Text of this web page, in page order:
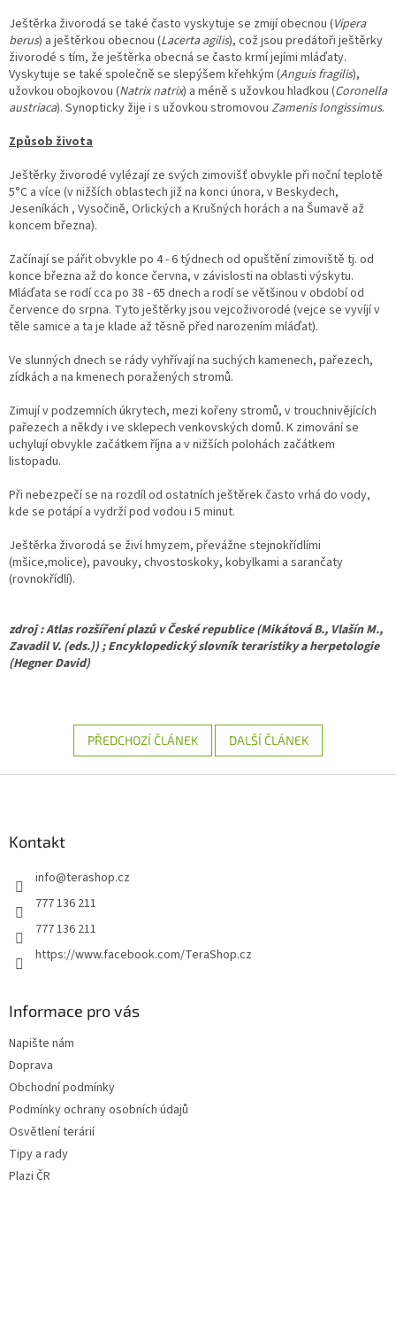
Ještěrka živorodá se také často vyskytuje se zmijí obecnou (Vipera
berus) a ještěrkou obecnou (Lacerta agilis), což jsou predátoři ještěrky
živorodé s tím, že ještěrka obecná se často krmí jejími mláďaty.
Vyskytuje se také společně se slepýšem křehkým (Anguis fragilis),
užovkou obojkovou (Natrix natrix) a méně s užovkou hladkou (Coronella
austriaca). Synopticky žije i s užovkou stromovou Zamenis longissimus.
Způsob života
Ještěrky živorodé vylézají ze svých zimovišť obvykle při noční teplotě
5°C a více (v nižších oblastech již na konci února, v Beskydech,
Jeseníkách , Vysočině, Orlických a Krušných horách a na Šumavě až
koncem března).
Začínají se pářit obvykle po 4 - 6 týdnech od opuštění zimoviště tj. od
konce března až do konce června, v závislosti na oblasti výskytu.
Mláďata se rodí cca po 38 - 65 dnech a rodí se většinou v období od
července do srpna. Tyto ještěrky jsou vejcoživorodé (vejce se vyvíjí v
těle samice a ta je klade až těsně před narozením mláďat).
Ve slunných dnech se rády vyhřívají na suchých kamenech, pařezech,
zídkách a na kmenech poražených stromů.
Zimují v podzemních úkrytech, mezi kořeny stromů, v trouchnivějících
pařezech a někdy i ve sklepech venkovských domů. K zimování se
uchylují obvykle začátkem října a v nižších polohách začátkem
listopadu.
Při nebezpečí se na rozdíl od ostatních ještěrek často vrhá do vody,
kde se potápí a vydrží pod vodou i 5 minut.
Ještěrka živorodá se živí hmyzem, převážne stejnokřídlími
(mšice,molice), pavouky, chvostoskoky, kobylkami a sarančaty
(rovnokřídlí).
zdroj : Atlas rozšíření plazů v České republice (Mikátová B., Vlašín M.,
Zavadil V. (eds.)) ; Encyklopedický slovník teraristiky a herpetologie
(Hegner David)
PŘEDCHOZÍ ČLÁNEK DALŠÍ ČLÁNEK
Kontakt
info@terashop.cz
777 136 211
777 136 211
https://www.facebook.com/TeraShop.cz
Informace pro vás
Napište nám
Doprava
Obchodní podmínky
Podmínky ochrany osobních údajů
Osvětlení terárií
Tipy a rady
Plazi ČR